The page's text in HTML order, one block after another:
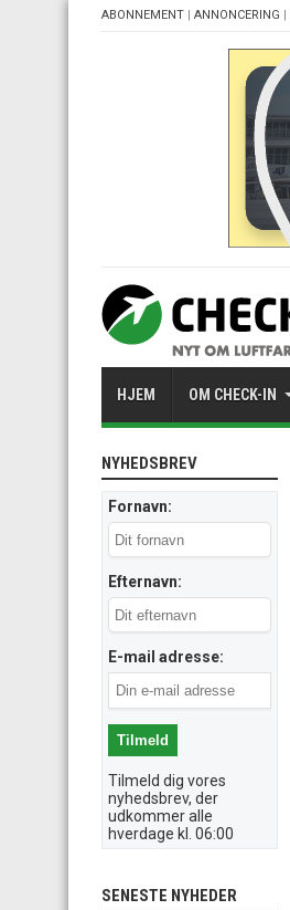
ABONNEMENT | ANNONCERING |
HJEM OM CHECK-IN
NYHEDSBREV
Fornavn:
Efternavn:
E-mail adresse:
Tilmeld dig vores
nyhedsbrev, der
udkommer alle
hverdage kl. 06:00
SENESTE NYHEDER